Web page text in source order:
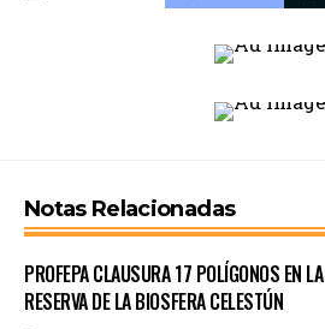
Notas Relacionadas
PROFEPA CLAUSURA 17 POLÍGONOS EN LA
RESERVA DE LA BIOSFERA CELESTÚN